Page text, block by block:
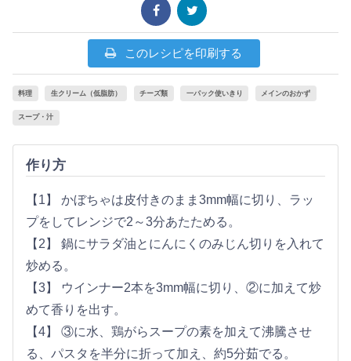
このレシピを印刷する
料理 生クリーム（低脂肪） チーズ類 一パック使いきり メインのおかず
スープ・汁
作り方
【1】 かぼちゃは皮付きのまま3mm幅に切り、ラッ
プをしてレンジで2～3分あたためる。
【2】 鍋にサラダ油とにんにくのみじん切りを入れて
炒める。
【3】 ウインナー2本を3mm幅に切り、②に加えて炒
めて香りを出す。
【4】 ③に水、鶏がらスープの素を加えて沸騰させ
る、パスタを半分に折って加え、約5分茹でる。